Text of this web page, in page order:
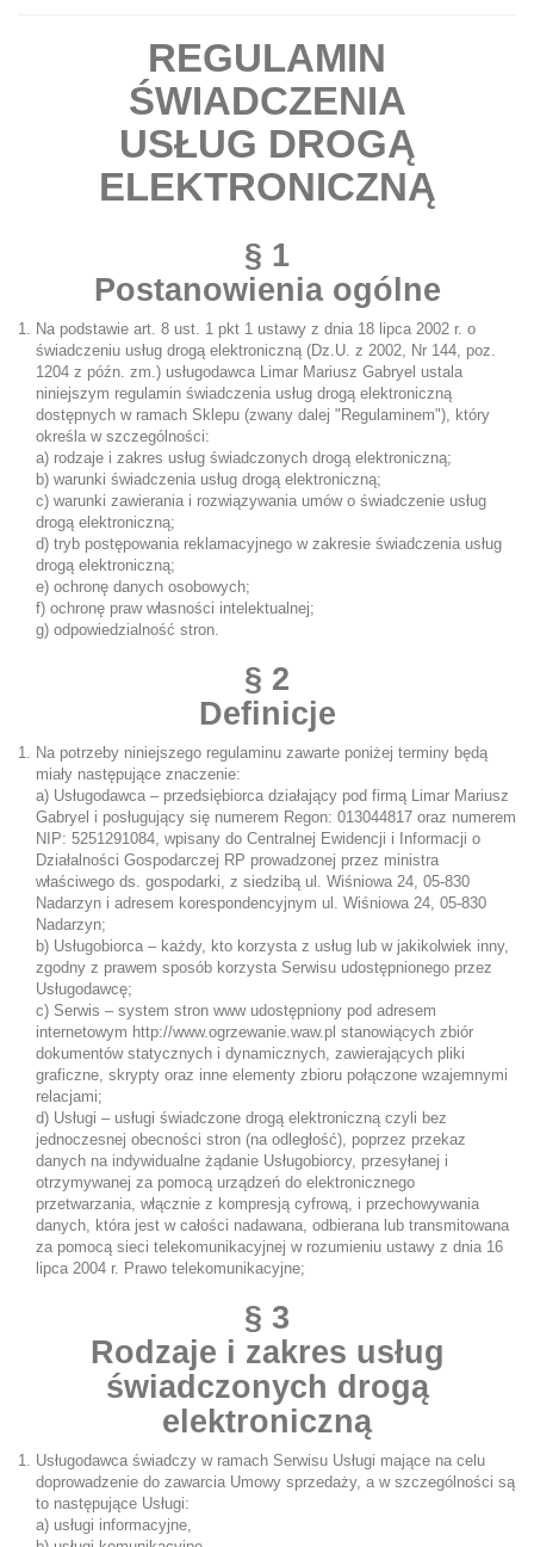
REGULAMIN
ŚWIADCZENIA
USŁUG DROGĄ
ELEKTRONICZNĄ
§ 1
Postanowienia ogólne
Na podstawie art. 8 ust. 1 pkt 1 ustawy z dnia 18 lipca 2002 r. o
świadczeniu usług drogą elektroniczną (Dz.U. z 2002, Nr 144, poz.
1204 z późn. zm.) usługodawca Limar Mariusz Gabryel ustala
niniejszym regulamin świadczenia usług drogą elektroniczną
dostępnych w ramach Sklepu (zwany dalej "Regulaminem"), który
określa w szczególności:
a) rodzaje i zakres usług świadczonych drogą elektroniczną;
b) warunki świadczenia usług drogą elektroniczną;
c) warunki zawierania i rozwiązywania umów o świadczenie usług
drogą elektroniczną;
d) tryb postępowania reklamacyjnego w zakresie świadczenia usług
drogą elektroniczną;
e) ochronę danych osobowych;
f) ochronę praw własności intelektualnej;
g) odpowiedzialność stron.
§ 2
Definicje
Na potrzeby niniejszego regulaminu zawarte poniżej terminy będą
miały następujące znaczenie:
a) Usługodawca – przedsiębiorca działający pod firmą Limar Mariusz
Gabryel i posługujący się numerem Regon: 013044817 oraz numerem
NIP: 5251291084, wpisany do Centralnej Ewidencji i Informacji o
Działalności Gospodarczej RP prowadzonej przez ministra
właściwego ds. gospodarki, z siedzibą ul. Wiśniowa 24, 05-830
Nadarzyn i adresem korespondencyjnym ul. Wiśniowa 24, 05-830
Nadarzyn;
b) Usługobiorca – każdy, kto korzysta z usług lub w jakikolwiek inny,
zgodny z prawem sposób korzysta Serwisu udostępnionego przez
Usługodawcę;
c) Serwis – system stron www udostępniony pod adresem
internetowym http://www.ogrzewanie.waw.pl stanowiących zbiór
dokumentów statycznych i dynamicznych, zawierających pliki
graficzne, skrypty oraz inne elementy zbioru połączone wzajemnymi
relacjami;
d) Usługi – usługi świadczone drogą elektroniczną czyli bez
jednoczesnej obecności stron (na odległość), poprzez przekaz
danych na indywidualne żądanie Usługobiorcy, przesyłanej i
otrzymywanej za pomocą urządzeń do elektronicznego
przetwarzania, włącznie z kompresją cyfrową, i przechowywania
danych, która jest w całości nadawana, odbierana lub transmitowana
za pomocą sieci telekomunikacyjnej w rozumieniu ustawy z dnia 16
lipca 2004 r. Prawo telekomunikacyjne;
§ 3
Rodzaje i zakres usług
świadczonych drogą
elektroniczną
Usługodawca świadczy w ramach Serwisu Usługi mające na celu
doprowadzenie do zawarcia Umowy sprzedaży, a w szczególności są
to następujące Usługi:
a) usługi informacyjne,